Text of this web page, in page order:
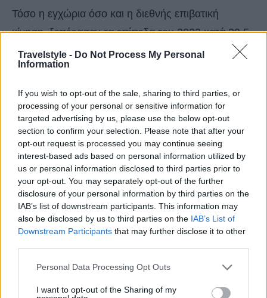
Travelstyle - Do Not Process My Personal
Information
If you wish to opt-out of the sale, sharing to third parties, or
processing of your personal or sensitive information for
targeted advertising by us, please use the below opt-out
section to confirm your selection. Please note that after your
opt-out request is processed you may continue seeing
interest-based ads based on personal information utilized by
us or personal information disclosed to third parties prior to
your opt-out. You may separately opt-out of the further
disclosure of your personal information by third parties on the
IAB’s list of downstream participants. This information may
also be disclosed by us to third parties on the IAB’s List of
Downstream Participants that may further disclose it to other
Please note that this website/app uses one or more Google
not limited to your visit or usage behaviour. You may click to
Personal Data Processing Opt Outs
I want to opt-out of the Sharing of my
Τόσο η εγχώρια όσο και η διεθνής επιβατική
κίνηση, ξεπέρασαν τα επίπεδα του 2022 κατά 20,5
% και 29,8% αντίστοιχα. Σε σύγκριση με το 2019,
τόσο οι επιβάτες εσωτερικού όσο και οι διεθνείς
επιβάτες παρουσίασαν άνοδο κατά 15,3% και 4,4%
αντίστοιχα.